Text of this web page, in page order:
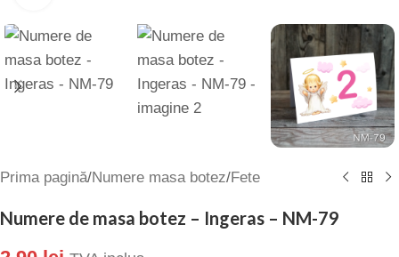
Prima pagină/Numere masa botez/Fete
Numere de masa botez – Ingeras – NM-79